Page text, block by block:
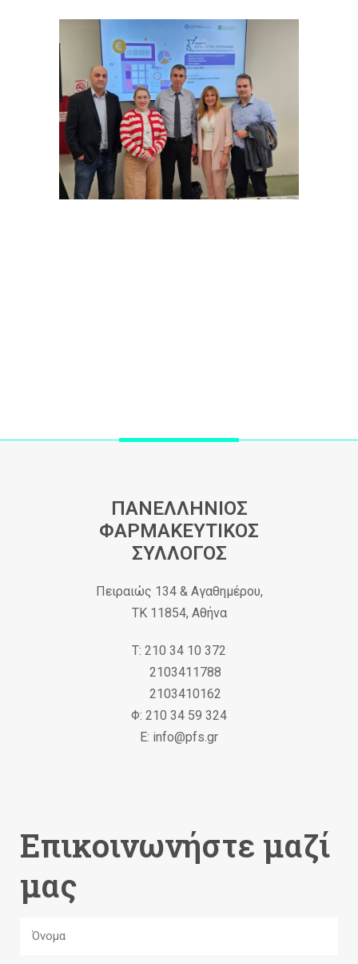
ΠΑΝΕΛΛΗΝΙΟΣ
ΦΑΡΜΑΚΕΥΤΙΚΟΣ
ΣΥΛΛΟΓΟΣ
Πειραιώς 134 & Αγαθημέρου,
ΤΚ 11854, Αθήνα
Τ: 210 34 10 372
2103411788
2103410162
Φ: 210 34 59 324
Ε: info@pfs.gr
Επικοινωνήστε μαζί
μας